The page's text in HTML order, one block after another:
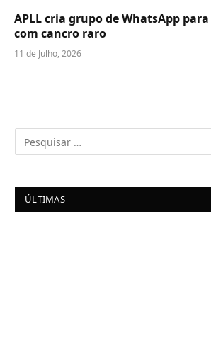
APLL cria grupo de WhatsApp
com cancro raro
11 de Julho, 2026
ÚLTIMAS